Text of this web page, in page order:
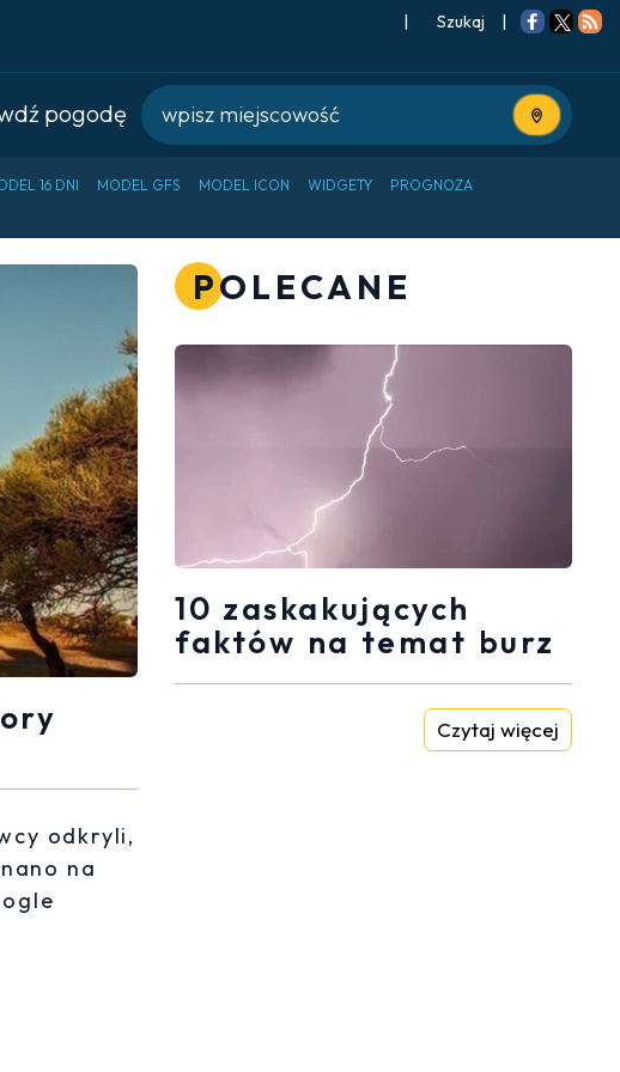
| |
pogodę Użyj
16 DNI MODEL GFS MODEL ICON WIDGETY PROGNOZA
odkryli,
na
POLECANE
10 zaskakujących
faktów na temat burz
Czytaj więcej